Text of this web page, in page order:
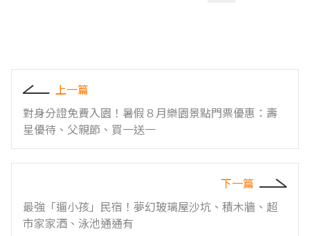
上一篇
對身分證免費入園！暑假８月樂園景點門票優惠：壽
星優待、父親節、買一送一
下一篇
最強「遛小孩」民宿！夢幻玻璃屋沙坑、積木牆、超
市家家酒、泳池通通有